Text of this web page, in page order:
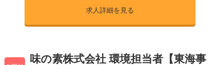
求人詳細を見る
味の素株式会社 環境担当者【東海事